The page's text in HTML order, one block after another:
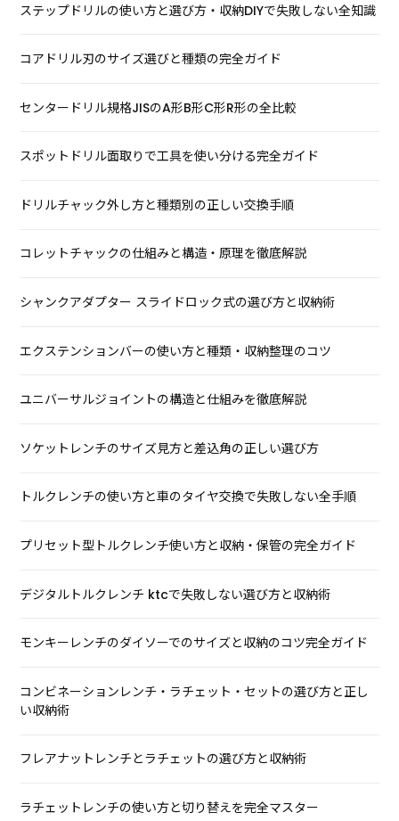
ステップドリルの使い方と選び方・収納DIYで失敗しない全知識
コアドリル刃のサイズ選びと種類の完全ガイド
センタードリル規格JISのA形B形C形R形の全比較
スポットドリル面取りで工具を使い分ける完全ガイド
ドリルチャック外し方と種類別の正しい交換手順
コレットチャックの仕組みと構造・原理を徹底解説
シャンクアダプター スライドロック式の選び方と収納術
エクステンションバーの使い方と種類・収納整理のコツ
ユニバーサルジョイントの構造と仕組みを徹底解説
ソケットレンチのサイズ見方と差込角の正しい選び方
トルクレンチの使い方と車のタイヤ交換で失敗しない全手順
プリセット型トルクレンチ使い方と収納・保管の完全ガイド
デジタルトルクレンチ ktcで失敗しない選び方と収納術
モンキーレンチのダイソーでのサイズと収納のコツ完全ガイド
コンビネーションレンチ・ラチェット・セットの選び方と正し
い収納術
フレアナットレンチとラチェットの選び方と収納術
ラチェットレンチの使い方と切り替えを完全マスター